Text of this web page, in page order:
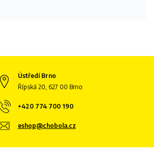
Ústředí Brno
Řípská 20, 627 00 Brno
+420 774 700 190
eshop@chobola.cz